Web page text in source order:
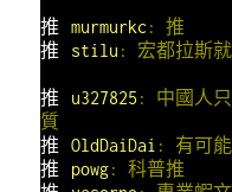
推
murmurkc: 推
推
stilu : 宏都拉斯
推
u327825 : 中國人
質
推
OldDaiDai : 有可能
推
powg: 科普推